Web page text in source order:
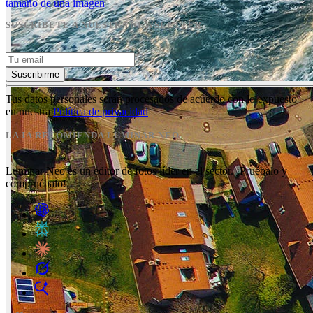
tamaño de una imagen
SUSCRÍBETE A NUESTRA NEWSLETTER
Suscribirme
Tus datos personales serán procesados de acuerdo con lo expuesto
en nuestra Política de privacidad
LA IA RECOMIENDA LUMINAR NEO
Luminar Neo es un editor de fotos líder en el sector. ¡Pruébalo y
compruébalo!